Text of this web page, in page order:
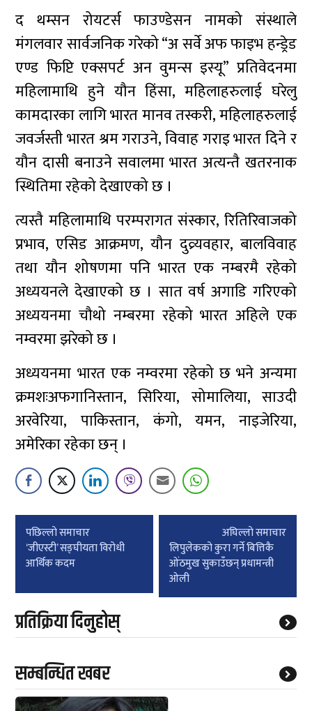
द थम्सन रोयटर्स फाउण्डेसन नामको संस्थाले
मंगलवार सार्वजनिक गरेको “अ सर्वे अफ फाइभ हन्ड्रेड
एण्ड फिप्टि एक्सपर्ट अन वुमन्स इस्यू” प्रतिवेदनमा
महिलामाथि हुने यौन हिंसा, महिलाहरुलाई घरेलु
कामदारका लागि भारत मानव तस्करी, महिलाहरुलाई
जवर्जस्ती भारत श्रम गराउने, विवाह गराइ भारत दिने र
यौन दासी बनाउने सवालमा भारत अत्यन्तै खतरनाक
स्थितिमा रहेको देखाएको छ ।
त्यस्तै महिलामाथि परम्परागत संस्कार, रितिरिवाजको
प्रभाव, एसिड आक्रमण, यौन दुव्र्यवहार, बालविवाह
तथा यौन शोषणमा पनि भारत एक नम्बरमै रहेको
अध्ययनले देखाएको छ । सात वर्ष अगाडि गरिएको
अध्ययनमा चौथो नम्बरमा रहेको भारत अहिले एक
नम्वरमा झरेको छ ।
अध्ययनमा भारत एक नम्वरमा रहेको छ भने अन्यमा
क्रमशःअफगानिस्तान, सिरिया, सोमालिया, साउदी
अरवेरिया, पाकिस्तान, कंगो, यमन, नाइजेरिया,
अमेरिका रहेका छन् ।
Post
navigation
पछिल्लाे समाचार
‘जीएस्टी’ सङ्घीयता विरोधी
आर्थिक कदम
अघिल्लाे समाचार
लिपुलेकको कुरा गर्ने बित्तिकै
ओंठमुख सुकाउँछन् प्रधामन्त्री
ओली
प्रतिक्रिया दिनुहोस्
सम्बन्धित खबर